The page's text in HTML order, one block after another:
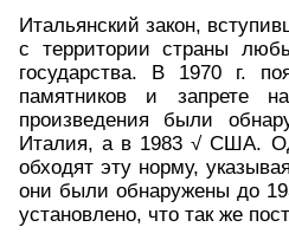
Итальянский закон,
с территории страны
государства. В 1970 г.
памятников и запрете
произведения были
Италия, а в 1983 √ США.
обходят эту норму,
они были обнаружены до
установлено, что так же